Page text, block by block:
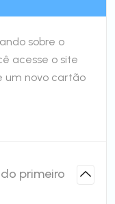
sobre o
acesse o site
um novo cartão
primeiro